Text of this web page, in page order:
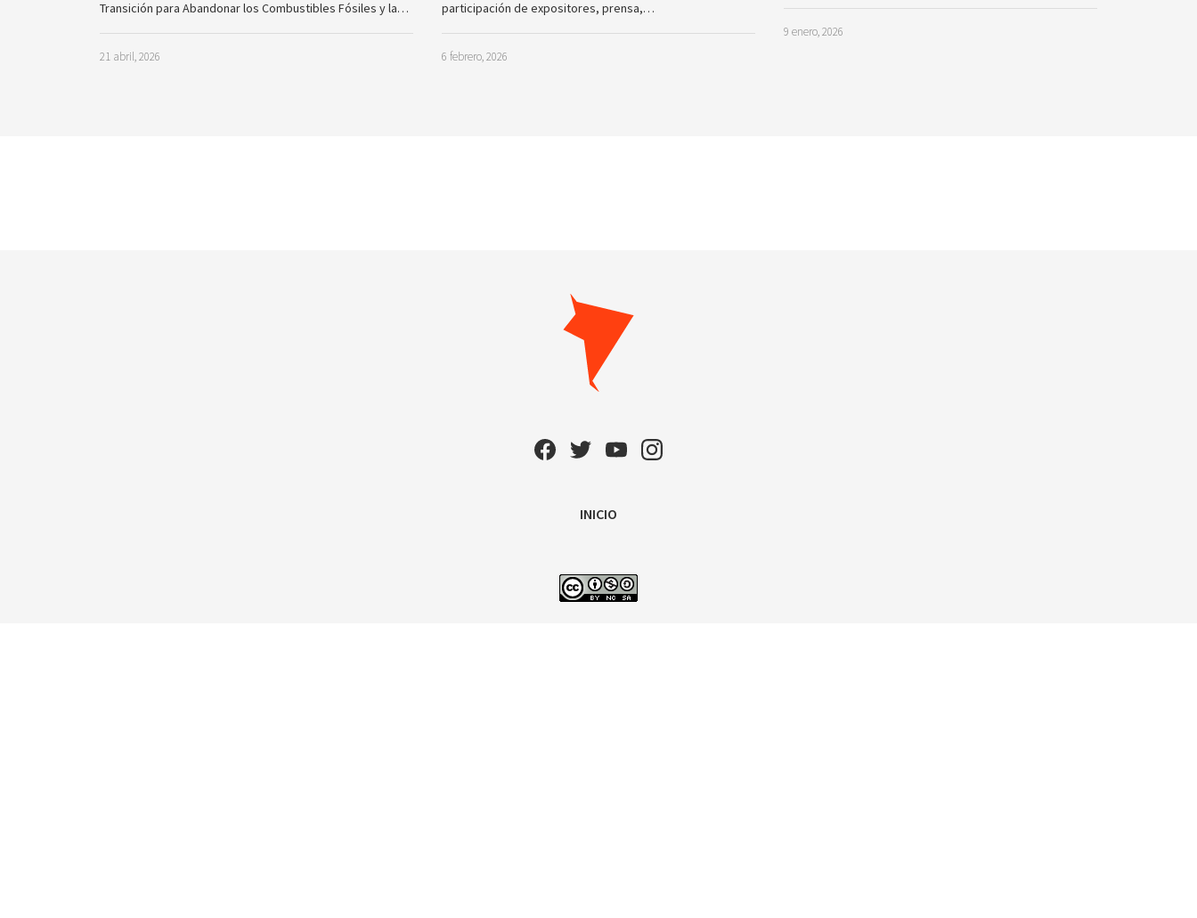
Transición para Abandonar los Combustibles Fósiles y la…
21 abril, 2026
participación de expositores, prensa,…
6 febrero, 2026
9 enero, 2026
INICIO